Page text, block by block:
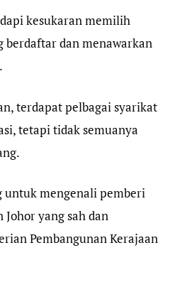
kesukaran memilih
berdaftar dan menawarkan
terdapat pelbagai syarikat
tetapi tidak semuanya
untuk mengenali pemberi
yang sah dan
Pembangunan Kerajaan